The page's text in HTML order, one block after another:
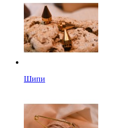
Шипи